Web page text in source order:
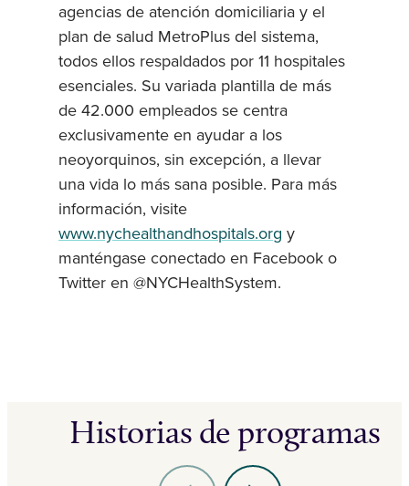
agencias de atención domiciliaria y el
plan de salud MetroPlus del sistema,
todos ellos respaldados por 11 hospitales
esenciales. Su variada plantilla de más
de 42.000 empleados se centra
exclusivamente en ayudar a los
neoyorquinos, sin excepción, a llevar
una vida lo más sana posible. Para más
información, visite
www.nychealthandhospitals.org y
manténgase conectado en Facebook o
Twitter en @NYCHealthSystem.
Historias de programas